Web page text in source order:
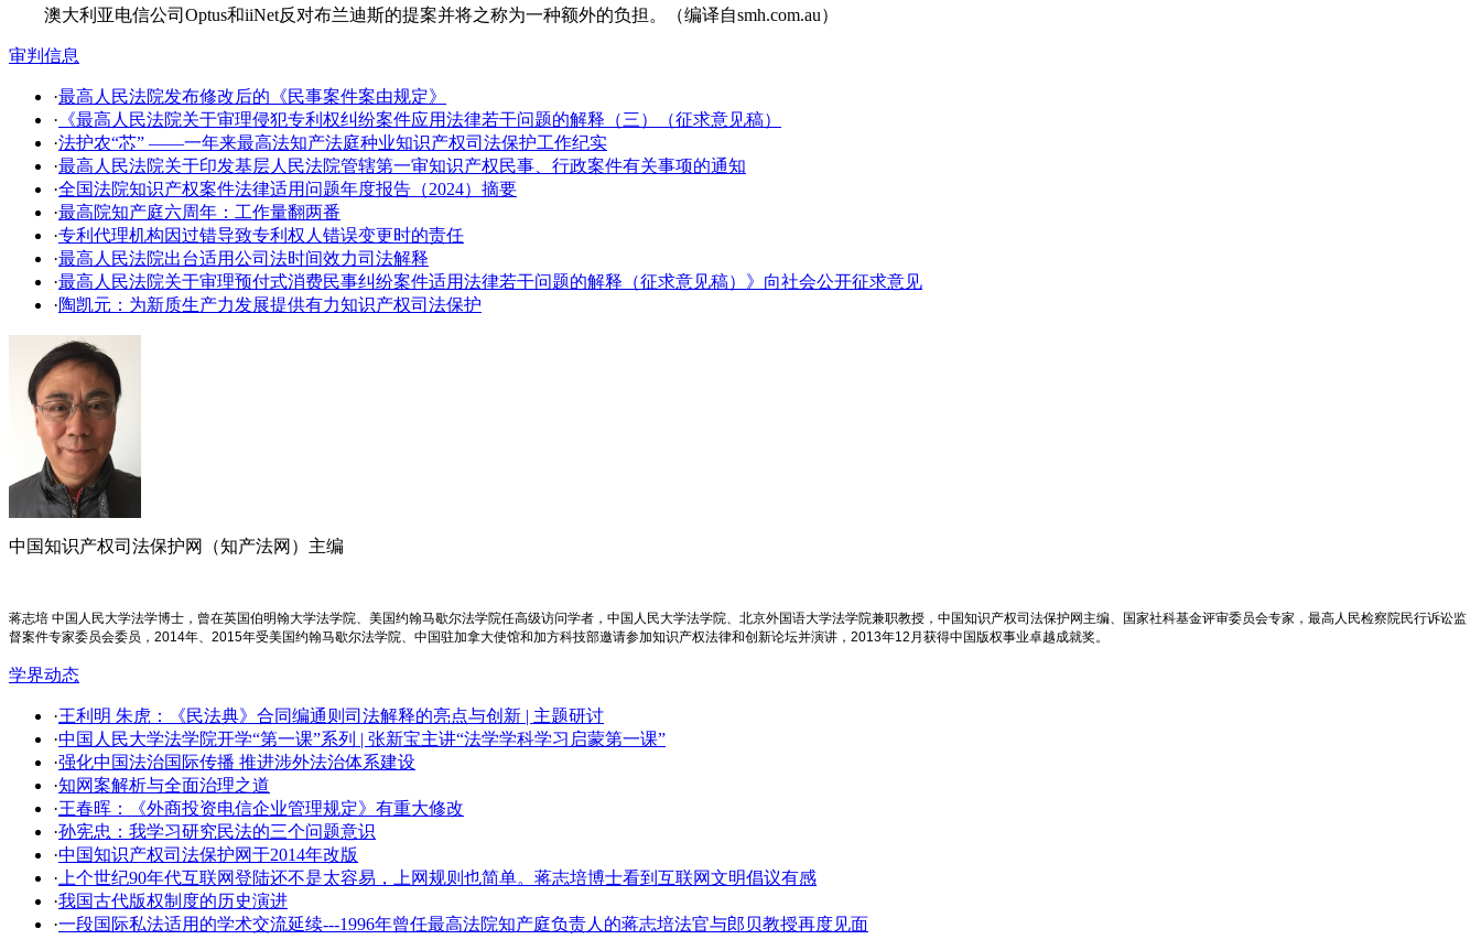
澳大利亚电信公司Optus和iiNet反对布兰迪斯的提案并将之称为一种额外的负担。（编译自smh.com.au）
审判信息
·最高人民法院发布修改后的《民事案件案由规定》
· 《最高人民法院关于审理侵犯专利权纠纷案件应用法律若干问题的解释（三）（征求意见稿）
·法护农“芯” ——一年来最高法知产法庭种业知识产权司法保护工作纪实
·​最高人民法院关于印发基层人民法院管辖第一审知识产权民事、行政案件有关事项的通知
·全国法院知识产权案件法律适用问题年度报告（2024）摘要
·最高院知产庭六周年：工作量翻两番
·专利代理机构因过错导致专利权人错误变更时的责任
·最高人民法院出台适用公司法时间效力司法解释
·最高人民法院关于审理预付式消费民事纠纷案件适用法律若干问题的解释（征求意见稿）》向社会公开征求意见
·陶凯元：为新质生产力发展提供有力知识产权司法保护
中国知识产权司法保护网（知产法网）主编
蒋志培 中国人民大学法学博士，曾在英国伯明翰大学法学院、美国约翰马歇尔法学院任高级访问学者，中国人民大学法学院、北京外国语大学法学院兼职教授，中国知识产权司法保护网主编、国家社科基金评审委员会专家，最高人民检察院民行诉讼监
督案件专家委员会委员，2014年、2015年受美国约翰马歇尔法学院、中国驻加拿大使馆和加方科技部邀请参加知识产权法律和创新论坛并演讲，2013年12月获得中国版权事业卓越成就奖。
学界动态
·王利明 朱虎：《民法典》合同编通则司法解释的亮点与创新 | 主题研讨
·中国人民大学法学院开学​“第一课”系列 | 张新宝主讲“法学学科学习启蒙第一课”
·强化中国法治国际传播 推进涉外法治体系建设
·知网案解析与全面治理之道
·王春晖：《外商投资电信企业管理规定》有重大修改
·孙宪忠：我学习研究民法的三个问题意识
·中国知识产权司法保护网于2014年改版
· 上个世纪90年代互联网登陆还不是太容易，上网规则也简单。蒋志培博士看到互联网文明倡议有感
·我国古代版权制度的历史演进
·一段国际私法适用的学术交流延续---1996年曾任最高法院知产庭负责人的蒋志培法官与郎贝教授再度见面